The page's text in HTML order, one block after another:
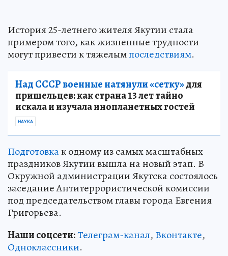
История 25-летнего жителя Якутии стала
примером того, как жизненные трудности
могут привести к тяжелымпоследствиям.
Над СССР военные натянули «сетку»для
пришельцев: как страна 13 лет тайно
искала и изучала инопланетных гостей
НАУКА
Подготовкак одному из самых масштабных
праздников Якутии вышла на новый этап. В
Окружной администрации Якутска состоялось
заседание Антитеррористической комиссии
под председательством главы города Евгения
Григорьева.
Наши соцсети:Телеграм-канал, Вконтакте,
Одноклассники.